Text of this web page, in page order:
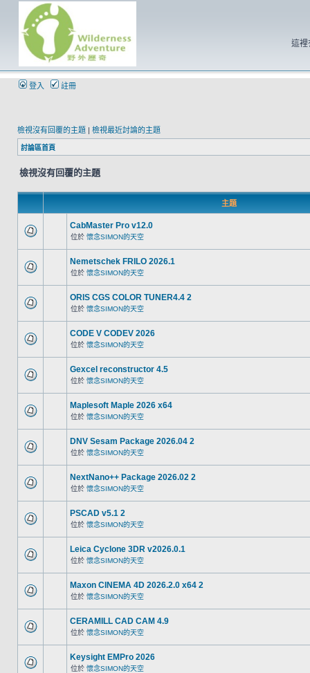
這裡
登入 註冊
檢視沒有回覆的主題 | 檢視最近討論的主題
討論區首頁
檢視沒有回覆的主題
主題
CabMaster Pro v12.0
位於 懷念SIMON的天空
Nemetschek FRILO 2026.1
位於 懷念SIMON的天空
ORIS CGS COLOR TUNER4.4 2
位於 懷念SIMON的天空
CODE V CODEV 2026
位於 懷念SIMON的天空
Gexcel reconstructor 4.5
位於 懷念SIMON的天空
Maplesoft Maple 2026 x64
位於 懷念SIMON的天空
DNV Sesam Package 2026.04 2
位於 懷念SIMON的天空
NextNano++ Package 2026.02 2
位於 懷念SIMON的天空
PSCAD v5.1 2
位於 懷念SIMON的天空
Leica Cyclone 3DR v2026.0.1
位於 懷念SIMON的天空
Maxon CINEMA 4D 2026.2.0 x64 2
位於 懷念SIMON的天空
CERAMILL CAD CAM 4.9
位於 懷念SIMON的天空
Keysight EMPro 2026
位於 懷念SIMON的天空